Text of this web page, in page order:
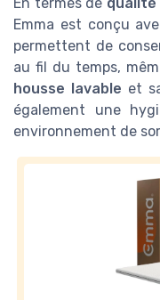
Emma est conçu
permettent de
au fil du temps,
housse lavable et
également une
environnement de